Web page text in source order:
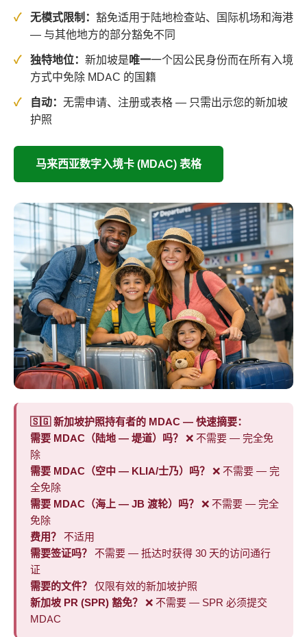
无模式限制： 豁免适用于陆地检查站、国际机场和海港
— 与其他地方的部分豁免不同
独特地位： 新加坡是唯一一个因公民身份而在所有入境
方式中免除 MDAC 的国籍
自动： 无需申请、注册或表格 — 只需出示您的新加坡
护照
马来西亚数字入境卡 (MDAC) 表格
🇸🇬 新加坡护照持有者的 MDAC — 快速摘要：
需要 MDAC（陆地 — 堤道）吗？ ❌ 不需要 — 完全免
除
需要 MDAC（空中 — KLIA/士乃）吗？ ❌ 不需要 — 完
全免除
需要 MDAC（海上 — JB 渡轮）吗？ ❌ 不需要 — 完全
免除
费用？ 不适用
需要签证吗？ 不需要 — 抵达时获得 30 天的访问通行
证
需要的文件？ 仅限有效的新加坡护照
新加坡 PR (SPR) 豁免？ ❌ 不需要 — SPR 必须提交
MDAC